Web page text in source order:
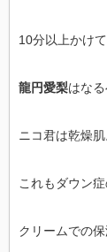
10分以上かけ
龍円愛梨はなる
ニコ君は乾燥肌
これもダウン症
クリームでの保